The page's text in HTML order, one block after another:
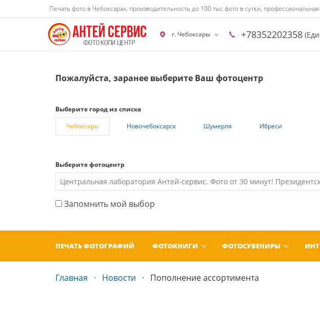
Печать фото в Чебоксарах, производительность до 100 тыс фото в сутки,
г. Чебоксары +78352202358
Пожалуйста, заранее выберите Ваш фотоцентр
Выберите город из списка
Чебоксары
Новочебоксарск Шумерля Ибреси
Выберите фотоцентр
Запомнить мой выбор
ПЕЧАТЬ ФОТОГРАФИЙ ФОТОКНИГИ ФОТОСУВЕНИРЫ
Главная Новости Пополнение ассортимента